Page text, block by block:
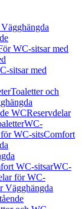
WC-sitsar med
sitsar med
Toaletter och
WCReservdelar
WC-
WC-sitsComfort
WC-sitsarWC-
för WC-
Vägghängda